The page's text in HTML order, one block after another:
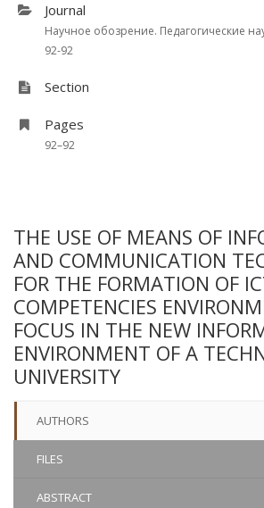
Journal
Научное обозрение. Педагогические
92-92
Section
Pages
92–92
THE USE OF MEANS OF
AND COMMUNICATION
FOR THE FORMATION OF
COMPETENCIES
FOCUS IN THE NEW
ENVIRONMENT OF A
UNIVERSITY
AUTHORS
FILES
ABSTRACT